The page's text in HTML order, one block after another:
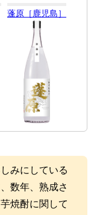
蓬原［鹿児島］
みにしている
数年、熟成さ
焼酎に関して